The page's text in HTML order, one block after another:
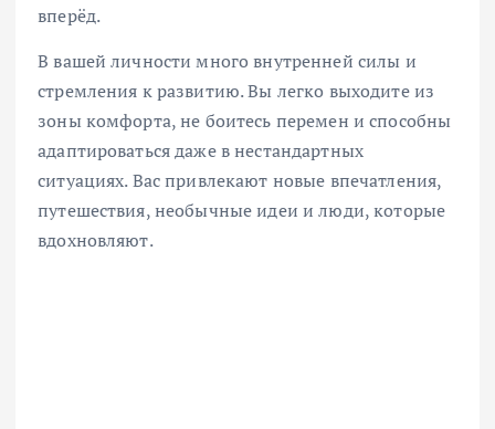
вперёд.
В вашей личности много внутренней силы и
стремления к развитию. Вы легко выходите из
зоны комфорта, не боитесь перемен и способны
адаптироваться даже в нестандартных
ситуациях. Вас привлекают новые впечатления,
путешествия, необычные идеи и люди, которые
вдохновляют.